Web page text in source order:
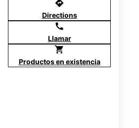
directions
Directions
call
Llamar
shopping_cart
Productos en existencia